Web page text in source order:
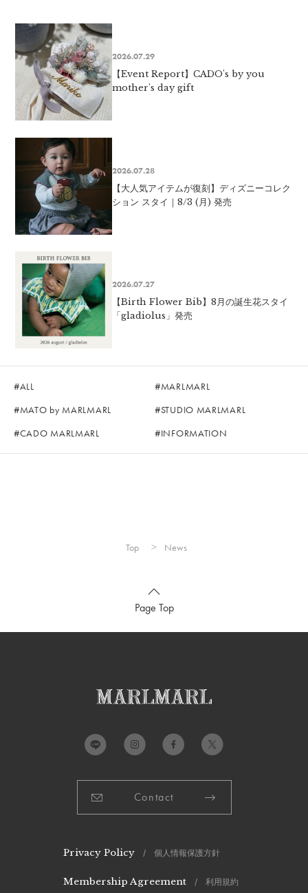
2026.07.29
【Event Report】CADO's by you
mother's day gift
2026.07.28
【大人気アイテムが復刻】ディズニーコレク
ション スタイ｜8/3 (月) 発売
2026.07.27
【Birth Flower Bib】8月の誕生花スタイ
「gladiolus」発売
ALL
MARLMARL
MATO by MARLMARL
STUDIO MARLMARL
CADO MARLMARL
INFORMATION
Top News
Page Top
Contact
Privacy Policy / 個人情報保護方針
Membership Agreement / 利用規約